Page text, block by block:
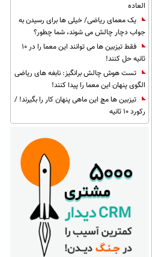
العاده
یک معمای ریاضی/ خیلی ها برای رسیدن به
جواب دچار چالش می شوند، شما چطور؟
فقط تیزبین ها می توانند این معما را در 10
ثانیه حل کنند!
تست هوش چالش برانگیز: نابغه های ریاضی
الگوی پنهان این معما را پیدا کنند!
تیزبین ها مچ این ماهی پنهان کار را بگیرند! /
رکورد 10 ثانیه